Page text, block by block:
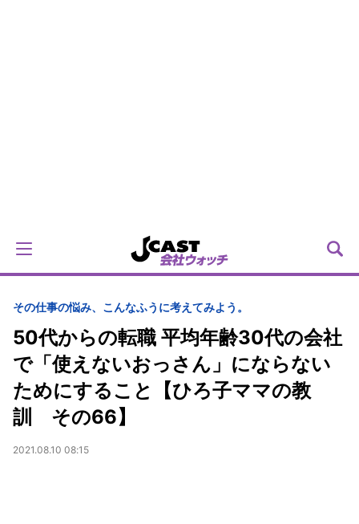
その仕事の悩み、こんなふうに考えてみよう。
50代からの転職 平均年齢30代の会社
で「使えないおっさん」にならない
ためにすること【ひろ子ママの教
訓 その66】
2021.08.10 08:15